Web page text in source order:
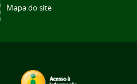
Mapa do site